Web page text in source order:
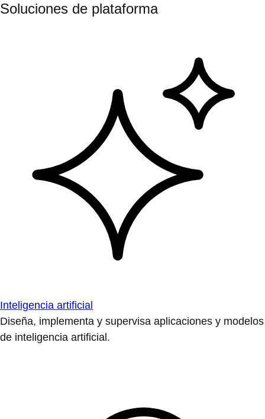
Soluciones de plataforma
Inteligencia artificial
Diseña, implementa y supervisa aplicaciones y modelos
de inteligencia artificial.